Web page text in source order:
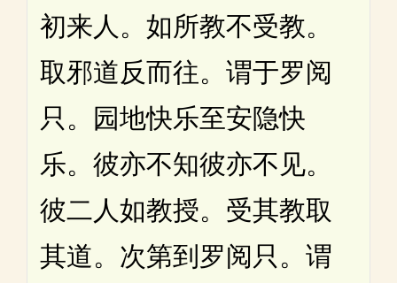
初来人。如所教不受教。
取邪道反而往。谓于罗阅
只。园地快乐至安隐快
乐。彼亦不知彼亦不见。
彼二人如教授。受其教取
其道。次第到罗阅只。谓